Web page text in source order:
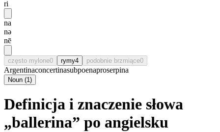
ri
na
nə
nē
często mylone0 rymy4 podobnie brzmiące0
Argentinaconcertinasubpoenaproserpina
Noun (1)
Definicja i znaczenie słowa
„ballerina” po angielsku